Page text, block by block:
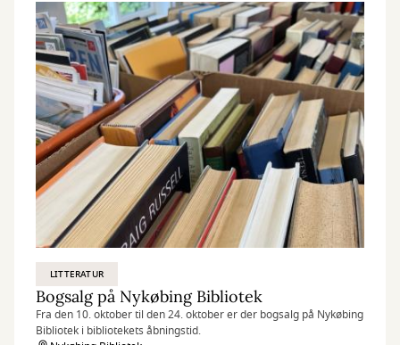
LITTERATUR
Bogsalg på Nykøbing Bibliotek
Fra den 10. oktober til den 24. oktober er der bogsalg på Nykøbing
Bibliotek i bibliotekets åbningstid.